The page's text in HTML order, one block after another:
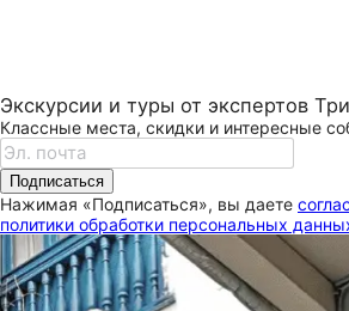
Экскурсии и туры от экспертов
Классные места, скидки и интересные
Подписаться
Нажимая «Подписаться», вы даете
политики обработки персональных